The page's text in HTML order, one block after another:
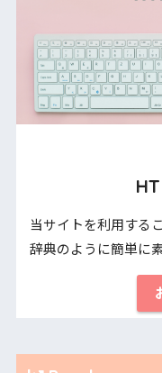
当サイトを利用する
辞典のように簡単に